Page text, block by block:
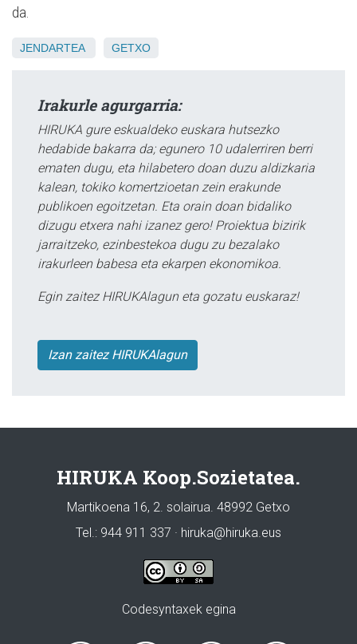
da.
JENDARTEA GETXO
Irakurle agurgarria:
HIRUKA gure eskualdeko euskara hutsezko
hedabide bakarra da; egunero 10 udalerriren berri
ematen dugu, eta hilabetero doan duzu aldizkaria
kalean, tokiko komertzioetan zein erakunde
publikoen egoitzetan. Eta orain doan bidaliko
dizugu etxera nahi izanez gero! Proiektua bizirik
jarraitzeko, ezinbestekoa dugu zu bezalako
irakurleen babesa eta ekarpen ekonomikoa.
Egin zaitez HIRUKAlagun eta gozatu euskaraz!
Izan zaitez HIRUKAlagun
HIRUKA Koop.Sozietatea.
Martikoena 16, 2. solairua. 48992 Getxo
Tel.: 944 911 337 · hiruka@hiruka.eus
Codesyntaxek egina